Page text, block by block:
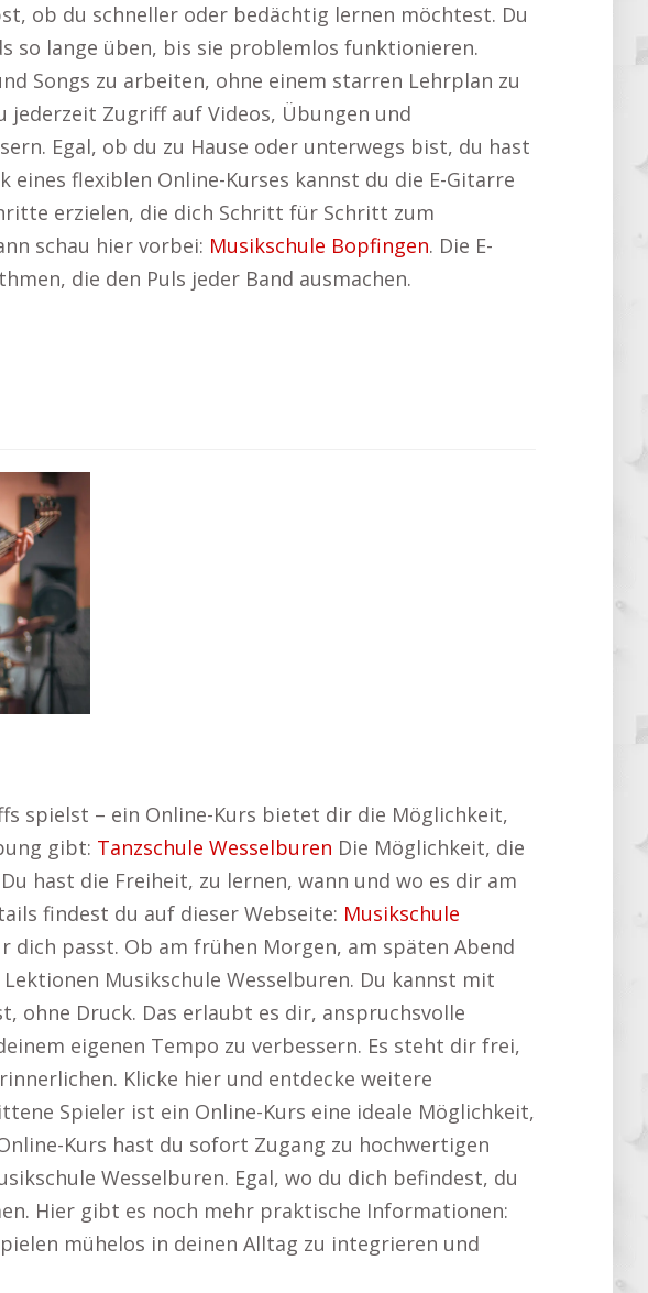
ob du schneller oder bedächtig lernen möchtest. Du
so lange üben, bis sie problemlos funktionieren.
Songs zu arbeiten, ohne einem starren Lehrplan zu
jederzeit Zugriff auf Videos, Übungen und
Egal, ob du zu Hause oder unterwegs bist, du hast
flexiblen Online-Kurses kannst du die E-Gitarre
erzielen, die dich Schritt für Schritt zum
schau hier vorbei: Musikschule Bopfingen. Die E-
die den Puls jeder Band ausmachen.
spielst – ein Online-Kurs bietet dir die Möglichkeit,
gibt: Tanzschule Wesselburen Die Möglichkeit, die
hast die Freiheit, zu lernen, wann und wo es dir am
findest du auf dieser Webseite: Musikschule
passt. Ob am frühen Morgen, am späten Abend
Musikschule Wesselburen. Du kannst mit
ohne Druck. Das erlaubt es dir, anspruchsvolle
eigenen Tempo zu verbessern. Es steht dir frei,
Klicke hier und entdecke weitere
Spieler ist ein Online-Kurs eine ideale Möglichkeit,
Kurs hast du sofort Zugang zu hochwertigen
Wesselburen. Egal, wo du dich befindest, du
Hier gibt es noch mehr praktische Informationen:
mühelos in deinen Alltag zu integrieren und